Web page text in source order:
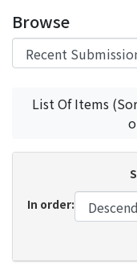
Browse
List Of Items
In order: